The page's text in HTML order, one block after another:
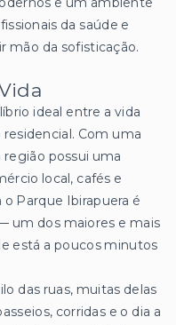
da saúde e
mão da sofisticação.
ideal entre a vida
Com uma
região possui uma
local, cafés e
Parque Ibirapuera é
um dos maiores e mais
está a poucos minutos
das ruas, muitas delas
corridas e o dia a